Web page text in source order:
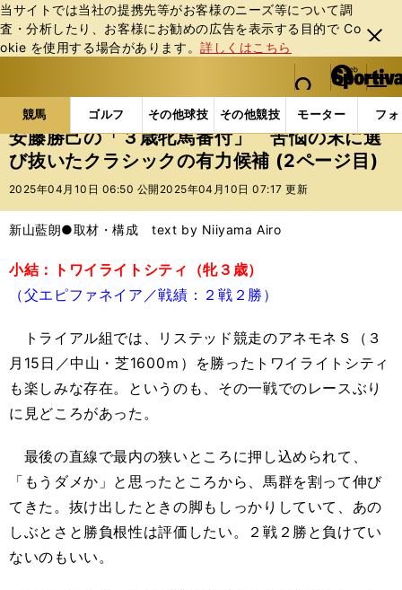
当サイトでは当社の提携先等がお客様のニーズ等について調
査・分析したり、お客様にお勧めの広告を表⽰する⽬的で Co
okie を使⽤する場合があります。詳しくはこちら
閉じ
る
web Sportiva (webスポルティーバ)
検索
マイペ
ー
ジ
メニュ
競馬 ゴルフ その他球技 その他競技 モーター フ
b
ス
ポ
ル
バ
競馬の記事一覧 競馬 安藤勝己の「３歳牝馬番付」
安藤勝己の「３歳牝馬番付」 苦悩の末に選
び抜いたクラシックの有力候補 (2ページ目)
2025年04月10日 06:50 公開 2025年04月10日 07:17 更新
新山藍朗●取材・構成 text by Niiyama Airo
小結：トワイライトシティ（牝３歳）
（父エピファネイア／戦績：２戦２勝）
トライアル組では、リステッド競走のアネモネＳ（３
月15日／中山・芝1600ｍ）を勝ったトワイライトシティ
も楽しみな存在。というのも、その一戦でのレースぶり
に見どころがあった。
最後の直線で最内の狭いところに押し込められて、
「もうダメか」と思ったところから、馬群を割って伸び
てきた。抜け出したときの脚もしっかりしていて、あの
しぶとさと勝負根性は評価したい。２戦２勝と負けてい
ないのもいい。